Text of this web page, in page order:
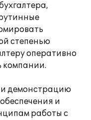
степенью
оперативно
компании.
демонстрацию
и
работы с